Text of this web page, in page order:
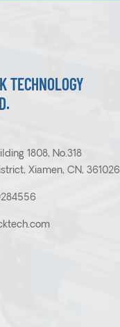
TECHNOLOGY
1808, No.318
Xiamen, CN, 361026